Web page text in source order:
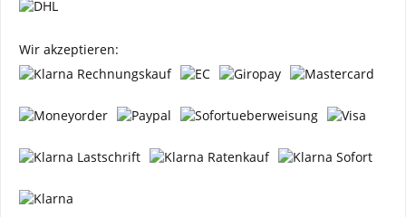
Wir akzeptieren: